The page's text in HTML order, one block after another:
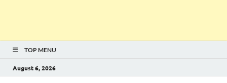
TOP MENU
August 6, 2026